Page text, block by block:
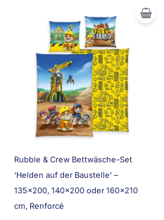
Rubble & Crew Bettwäsche-Set
‘Helden auf der Baustelle’ –
135×200, 140×200 oder 160×210
cm, Renforcé